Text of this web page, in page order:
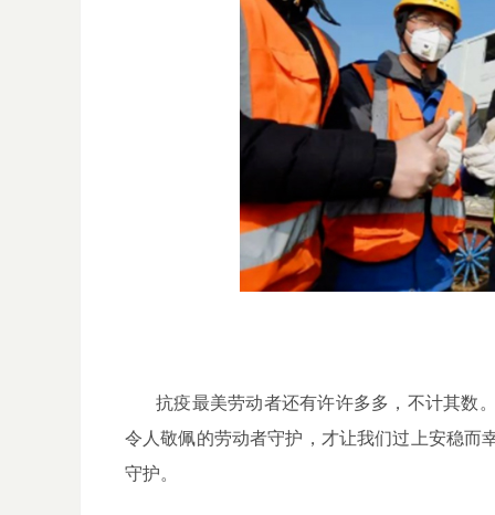
抗疫最美劳动者还有许许多多，不计其数
令人敬佩的劳动者守护，才让我们过上安稳而
守护。